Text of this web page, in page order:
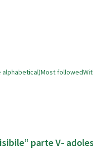
alphabetical)Most followed
parte V-